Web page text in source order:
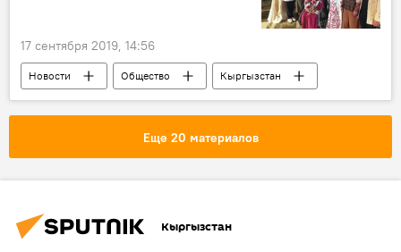
17 сентября 2019, 14:56
Новости Общество
Кыргызстан
Челябинск
конкурс
Еще 20 материалов
Кыргызстан